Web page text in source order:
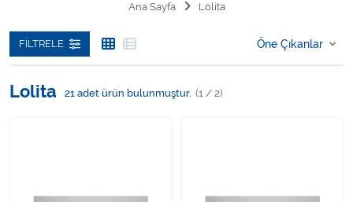
Hasta Bakım Ürünleri
Ana Sayfa Lolita
FILTRELE
Lolita 21 adet ürün bulunmuştur. (1 / 2)